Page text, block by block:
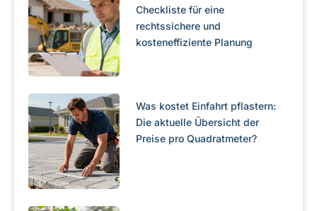
Checkliste für eine
rechtssichere und
kosteneffiziente Planung
Was kostet Einfahrt pflastern:
Die aktuelle Übersicht der
Preise pro Quadratmeter?